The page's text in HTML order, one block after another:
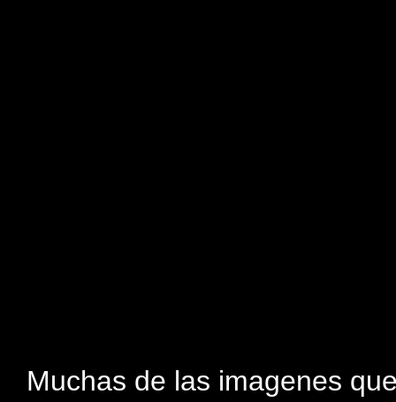
Muchas de las imagenes